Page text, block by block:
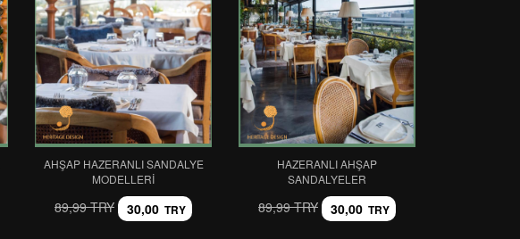
AHŞAP HAZERANLI SANDALYE
MODELLERI
89,99 TRY 30,00 TRY
HAZERANLI AHŞAP
SANDALYELER
89,99 TRY 30,00 TRY